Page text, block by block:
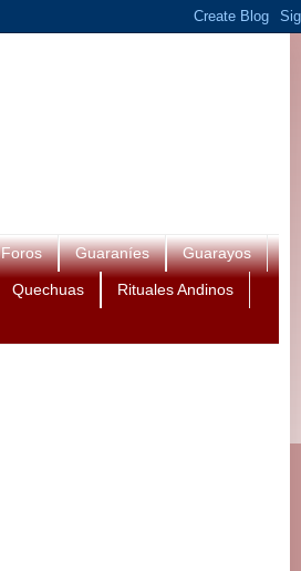
Foros Guaraníes Guarayos
Quechuas Rituales Andinos